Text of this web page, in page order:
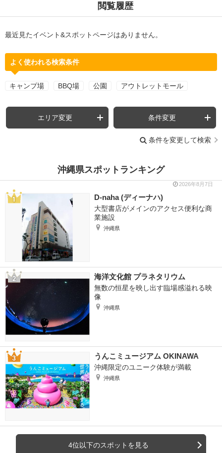
閲覧履歴
最近見たイベント&スポットページはありません。
よく使われる検索条件
キャンプ場 BBQ場 公園 アウトレットモール
エリア変更 条件変更
条件を変更して検索
沖縄県スポットランキング
2026年8月7日
D-naha (ディーナハ)
大型書店がメインのアクセス便利な商
業施設
沖縄県
海洋文化館 プラネタリウム
無数の恒星を映し出す臨場感溢れる映
像
沖縄県
うんこミュージアム OKINAWA
沖縄限定のユニーク体験が満載
沖縄県
4位以下のスポットを見る